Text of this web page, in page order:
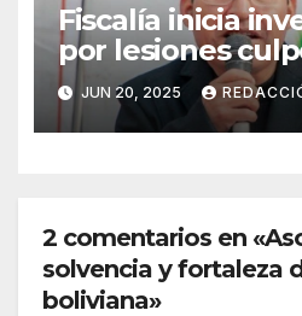
Fiscalía inicia
por lesiones
caso del
chuquisaqueño
Condori
JUN 20, 2025
2 comentarios en
solvencia y fortaleza
boliviana»